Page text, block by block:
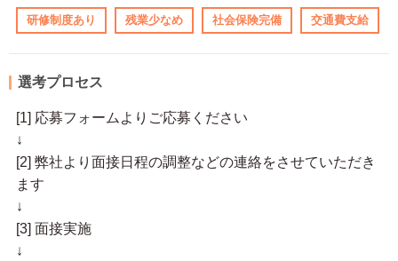
研修制度あり 残業少なめ 社会保険完備 交通費支給
選考プロセス
[1] 応募フォームよりご応募ください
↓
[2] 弊社より面接日程の調整などの連絡をさせていただき
ます
↓
[3] 面接実施
↓